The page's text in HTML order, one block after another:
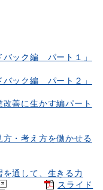
バック編 パート１」
バック編 パート２」
善に生かす編パート
・考え方を働かせる
通して、生きる力
スライド